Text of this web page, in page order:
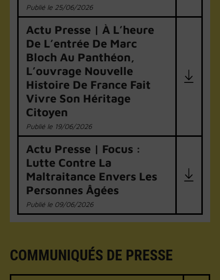
25/06/2026
Actu Presse | À L’heure
De L’entrée De Marc
Bloch Au Panthéon,
L’ouvrage Nouvelle
Histoire De France Fait
Vivre Son Héritage
Citoyen
19/06/2026
Actu Presse | Focus :
Lutte Contre La
Maltraitance Envers Les
Personnes Âgées
09/06/2026
COMMUNIQUÉS DE PRESSE